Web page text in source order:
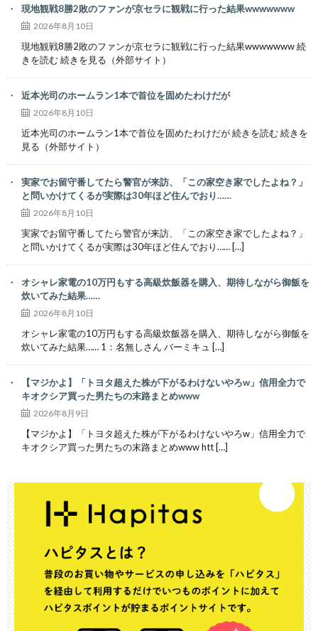
現地観戦8勝2敗のファンが京セラに観戦に行った結果wwwwwww
2026年8月10日
現地観戦8勝2敗のファンが京セラに観戦に行った結果wwwwwww 続
きを読む 続きを見る（外部サイト）
近本光司のホームラン1本で首位を固めたわけだが
2026年8月10日
近本光司のホームラン1本で首位を固めたわけだが 続きを読む 続きを
見る（外部サイト）
実家でお留守番してたら警官が来訪、「この家空き家でしたよね？」
と問いかけてくるが実際は30年ほど住んでおり……
2026年8月10日
実家でお留守番してたら警官が来訪、「この家空き家でしたよね？」
と問いかけてくるが実際は30年ほど住んでおり…… […]
オシャレ家電の10万円もする高級炊飯器を購入、期待しながら御飯を
炊いてみた結果……
2026年8月10日
オシャレ家電の10万円もする高級炊飯器を購入、期待しながら御飯を
炊いてみた結果…… 1：名無しさん バーミキュ […]
【マジかよ】「トヨタ超えた株が下がるわけないやろw」信用全力で
キオクシア買った男たちの末路まとめwww
2026年8月9日
【マジかよ】「トヨタ超えた株が下がるわけないやろw」信用全力で
キオクシア買った男たちの末路まとめwww htt […]